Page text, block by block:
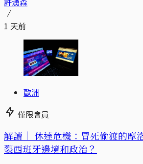
1 天前
歐洲
僅限會員
解讀｜ 休達危機：冒死偷渡的摩
裂西班牙邊境和政治？